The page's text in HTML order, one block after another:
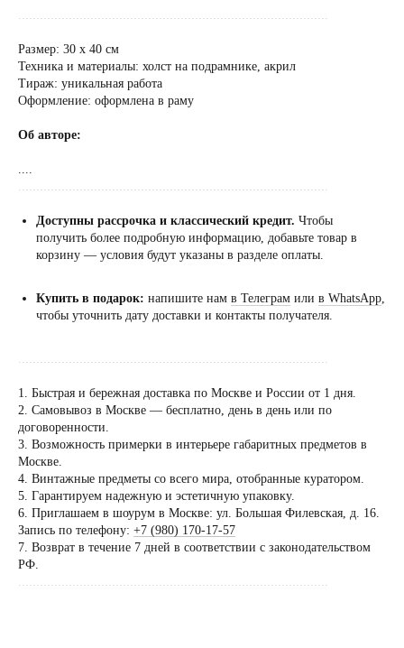
......................................................................................
Размер: 30 х 40 см
Техника и материалы: холст на подрамнике, акрил
Тираж: уникальная работа
Оформление: оформлена в раму
Об авторе:
....
......................................................................................
Доступны рассрочка и классический кредит. Чтобы
получить более подробную информацию, добавьте товар в
корзину — условия будут указаны в разделе оплаты.
Купить в подарок: напишите нам в Телеграм или в WhatsApp,
чтобы уточнить дату доставки и контакты получателя.
......................................................................................
1. Быстрая и бережная доставка по Москве и России от 1 дня.
2. Самовывоз в Москве — бесплатно, день в день или по
договоренности.
3. Возможность примерки в интерьере габаритных предметов в
Москве.
4. Винтажные предметы со всего мира, отобранные куратором.
5. Гарантируем надежную и эстетичную упаковку.
6. Приглашаем в шоурум в Москве: ул. Большая Филевская, д. 16.
Запись по телефону: +7 (980) 170-17-57
7. Возврат в течение 7 дней в соответствии с законодательством
РФ.
......................................................................................
Вы можете
Евгении
архитектору и
Посещение только
договоренности